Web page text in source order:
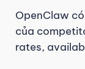
OpenClaw
của
rates,